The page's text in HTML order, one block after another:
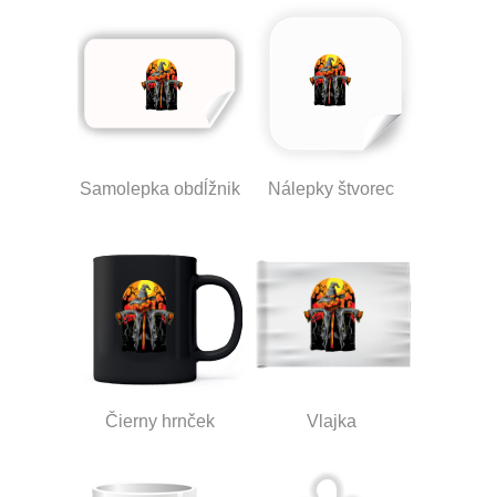
Samolepka obdĺžnik Nálepky štvorec
Čierny hrnček Vlajka